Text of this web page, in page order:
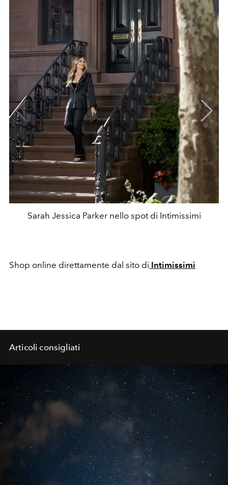
Sarah Jessica Parker nello spot di Intimissimi
Shop online direttamente dal sito di Intimissimi
Articoli consigliati